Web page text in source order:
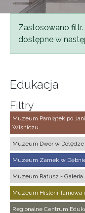
Komunikat
Zastosowano
dostępne w
Edukacja
Filtry
Muzeum Pamiątek po
Wiśniczu
Muzeum Dwór w Dołędze
Muzeum Zamek w
Muzeum Ratusz - Galeria
Muzeum Historii Tarnowa
Regionalne Centrum